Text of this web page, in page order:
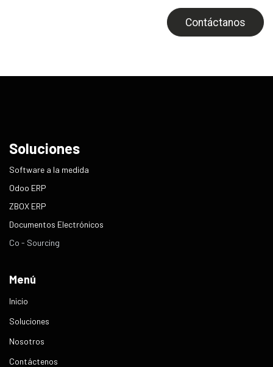
Contáctanos
Soluciones
​Software a la medida
Odoo ERP
ZBOX ERP
Documentos Electrónicos
Co - Sourcing
Menú
Inicio
Soluciones
Nosotros
Contáctenos